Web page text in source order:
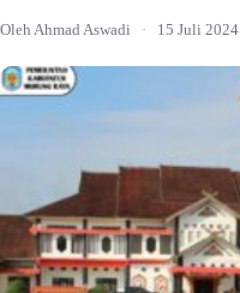
Oleh Ahmad Aswadi · 15 Juli 2024